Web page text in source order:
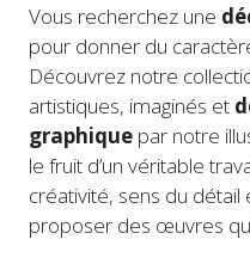
Vous recherchez une
pour donner du
Découvrez notre
artistiques, imaginés et
graphique par notre
le fruit d’un véritable
créativité, sens du détail
proposer des œuvres